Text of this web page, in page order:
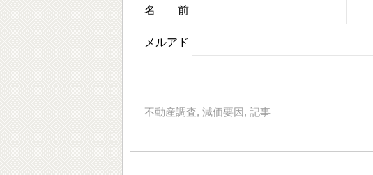
名 前
メルアド
不動産調査, 減価要因 , 記事